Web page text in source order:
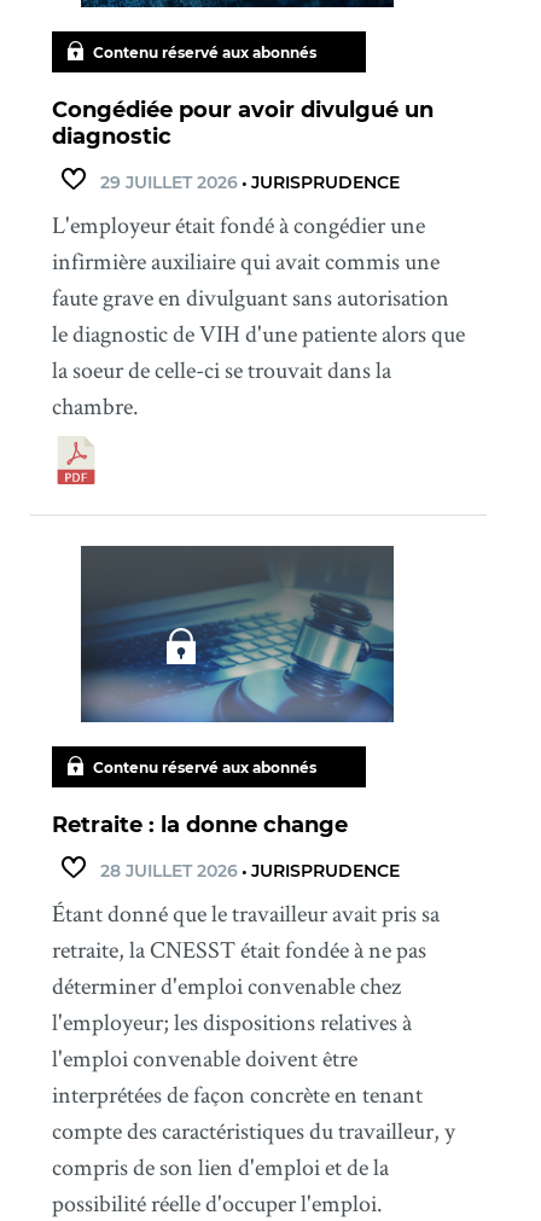
Contenu réservé aux abonnés
Congédiée pour avoir divulgué un
diagnostic
29 JUILLET 2026• JURISPRUDENCE
L'employeur était fondé à congédier une
infirmière auxiliaire qui avait commis une
faute grave en divulguant sans autorisation
le diagnostic de VIH d'une patiente alors que
la soeur de celle-ci se trouvait dans la
chambre.
Contenu réservé aux abonnés
Retraite : la donne change
28 JUILLET 2026• JURISPRUDENCE
Étant donné que le travailleur avait pris sa
retraite, la CNESST était fondée à ne pas
déterminer d'emploi convenable chez
l'employeur; les dispositions relatives à
l'emploi convenable doivent être
interprétées de façon concrète en tenant
compte des caractéristiques du travailleur, y
compris de son lien d'emploi et de la
possibilité réelle d'occuper l'emploi.